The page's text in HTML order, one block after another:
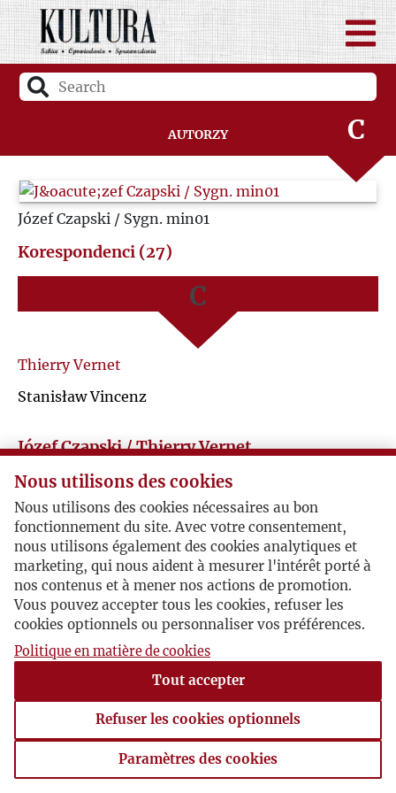
Autorzy
A
B
C
D
G
Ł
M
N
O
Józef Czapski / Sygn. min01
Korespondenci (27)
A
C
D
H
J
M
Q
R
S
T
V
Thierry Vernet
Stanisław Vincenz
Józef Czapski / Thierry Vernet
Une carte postale de Thierry Vernet et Floristella
Stephani à Joseph Czapski et Maria Czapski
Venezia, 1970-01-19 , Thierry Vernet
Nous utilisons des cookies
Nous utilisons des cookies nécessaires au bon
fonctionnement du site. Avec votre consentement,
nous utilisons également des cookies analytiques et
marketing, qui nous aident à mesurer l'intérêt porté à
nos contenus et à mener nos actions de promotion.
Vous pouvez accepter tous les cookies, refuser les
cookies optionnels ou personnaliser vos préférences.
Politique en matière de cookies
Tout accepter
Refuser les cookies optionnels
Paramètres des cookies
Paramètres des cookies